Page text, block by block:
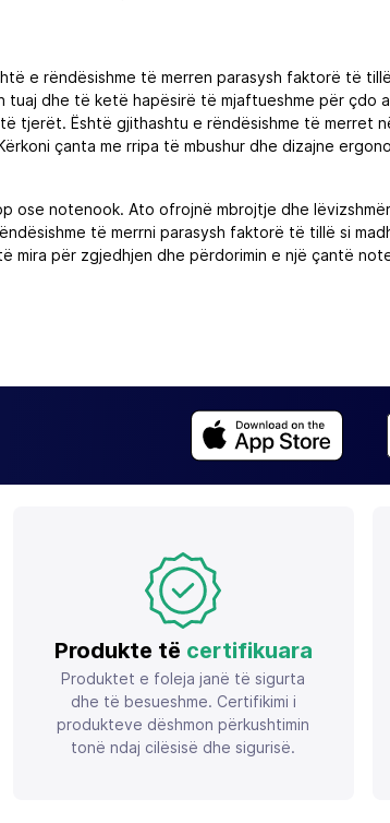
e rëndësishme të merren parasysh faktorë të
dhe të ketë hapësirë të mjaftueshme për çdo
tjerët. Është gjithashtu e rëndësishme të merret
çanta me rripa të mbushur dhe dizajne
notenook. Ato ofrojnë mbrojtje dhe
të merrni parasysh faktorë të tillë si
për zgjedhjen dhe përdorimin e një çantë
Produkte të certifikuara
Produktet e foleja janë të sigurta
dhe të besueshme. Certifikimi i
produkteve dëshmon përkushtimin
tonë ndaj cilësisë dhe sigurisë.